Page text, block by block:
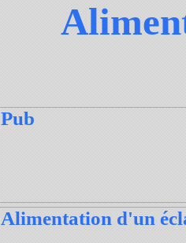
Pub
Alimentation d'un